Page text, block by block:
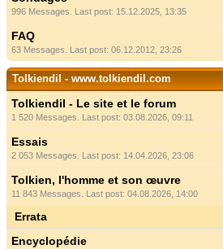
996 Messages. Last post: 15.12.2025, 13:35
FAQ
63 Messages. Last post: 06.12.2012, 23:26
Tolkiendil - www.tolkiendil.com
Tolkiendil - Le site et le forum
1 520 Messages. Last post: 03.08.2026, 09:11
Essais
2 053 Messages. Last post: 14.04.2026, 23:06
Tolkien, l'homme et son œuvre
11 843 Messages. Last post: 04.08.2026, 14:00
Errata
Encyclopédie